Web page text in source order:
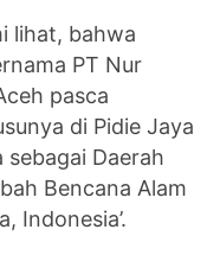
lihat, bahwa
PT Nur
pasca
di Pidie Jaya
Daerah
Bencana Alam
Indonesia’.